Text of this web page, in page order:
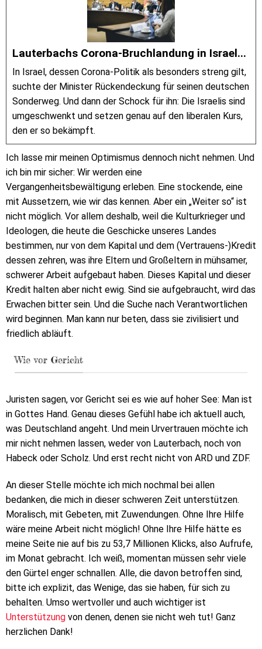
Lauterbachs Corona-Bruchlandung in Israel...
In Israel, dessen Corona-Politik als besonders streng gilt,
suchte der Minister Rückendeckung für seinen deutschen
Sonderweg. Und dann der Schock für ihn: Die Israelis sind
umgeschwenkt und setzen genau auf den liberalen Kurs,
den er so bekämpft.
Ich lasse mir meinen Optimismus dennoch nicht nehmen. Und
ich bin mir sicher: Wir werden eine
Vergangenheitsbewältigung erleben. Eine stockende, eine
mit Aussetzern, wie wir das kennen. Aber ein „Weiter so“ ist
nicht möglich. Vor allem deshalb, weil die Kulturkrieger und
Ideologen, die heute die Geschicke unseres Landes
bestimmen, nur von dem Kapital und dem (Vertrauens-)Kredit
dessen zehren, was ihre Eltern und Großeltern in mühsamer,
schwerer Arbeit aufgebaut haben. Dieses Kapital und dieser
Kredit halten aber nicht ewig. Sind sie aufgebraucht, wird das
Erwachen bitter sein. Und die Suche nach Verantwortlichen
wird beginnen. Man kann nur beten, dass sie zivilisiert und
friedlich abläuft.
Wie vor Gericht
Juristen sagen, vor Gericht sei es wie auf hoher See: Man ist
in Gottes Hand. Genau dieses Gefühl habe ich aktuell auch,
was Deutschland angeht. Und mein Urvertrauen möchte ich
mir nicht nehmen lassen, weder von Lauterbach, noch von
Habeck oder Scholz. Und erst recht nicht von ARD und ZDF.
An dieser Stelle möchte ich mich nochmal bei allen
bedanken, die mich in dieser schweren Zeit unterstützen.
Moralisch, mit Gebeten, mit Zuwendungen. Ohne Ihre Hilfe
wäre meine Arbeit nicht möglich! Ohne Ihre Hilfe hätte es
meine Seite nie auf bis zu 53,7 Millionen Klicks, also Aufrufe,
im Monat gebracht. Ich weiß, momentan müssen sehr viele
den Gürtel enger schnallen. Alle, die davon betroffen sind,
bitte ich explizit, das Wenige, das sie haben, für sich zu
behalten. Umso wertvoller und auch wichtiger ist
Unterstützung von denen, denen sie nicht weh tut! Ganz
herzlichen Dank!